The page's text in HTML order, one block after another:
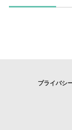
プライバシ